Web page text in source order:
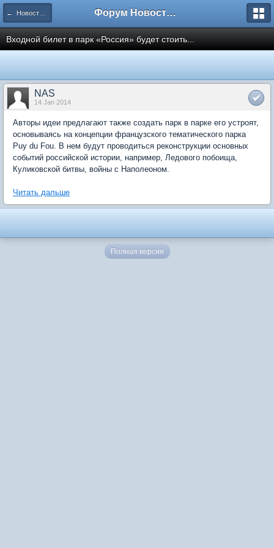
← Новости рынка недвижимости Форум Новостройки
Входной билет в парк «Россия» будет стоить...
NAS
14 Jan 2014
Авторы идеи предлагают также создать парк в парке его устроят,
основываясь на концепции французского тематического парка
Puy du Fou. В нем будут проводиться реконструкции основных
событий российской истории, например, Ледового побоища,
Куликовской битвы, войны с Наполеоном.
Читать дальше
Полная версия